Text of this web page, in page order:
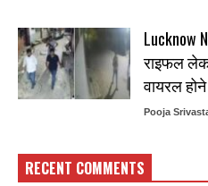
Lucknow
राइफल
वायरल
Pooja
RECENT COMMENTS